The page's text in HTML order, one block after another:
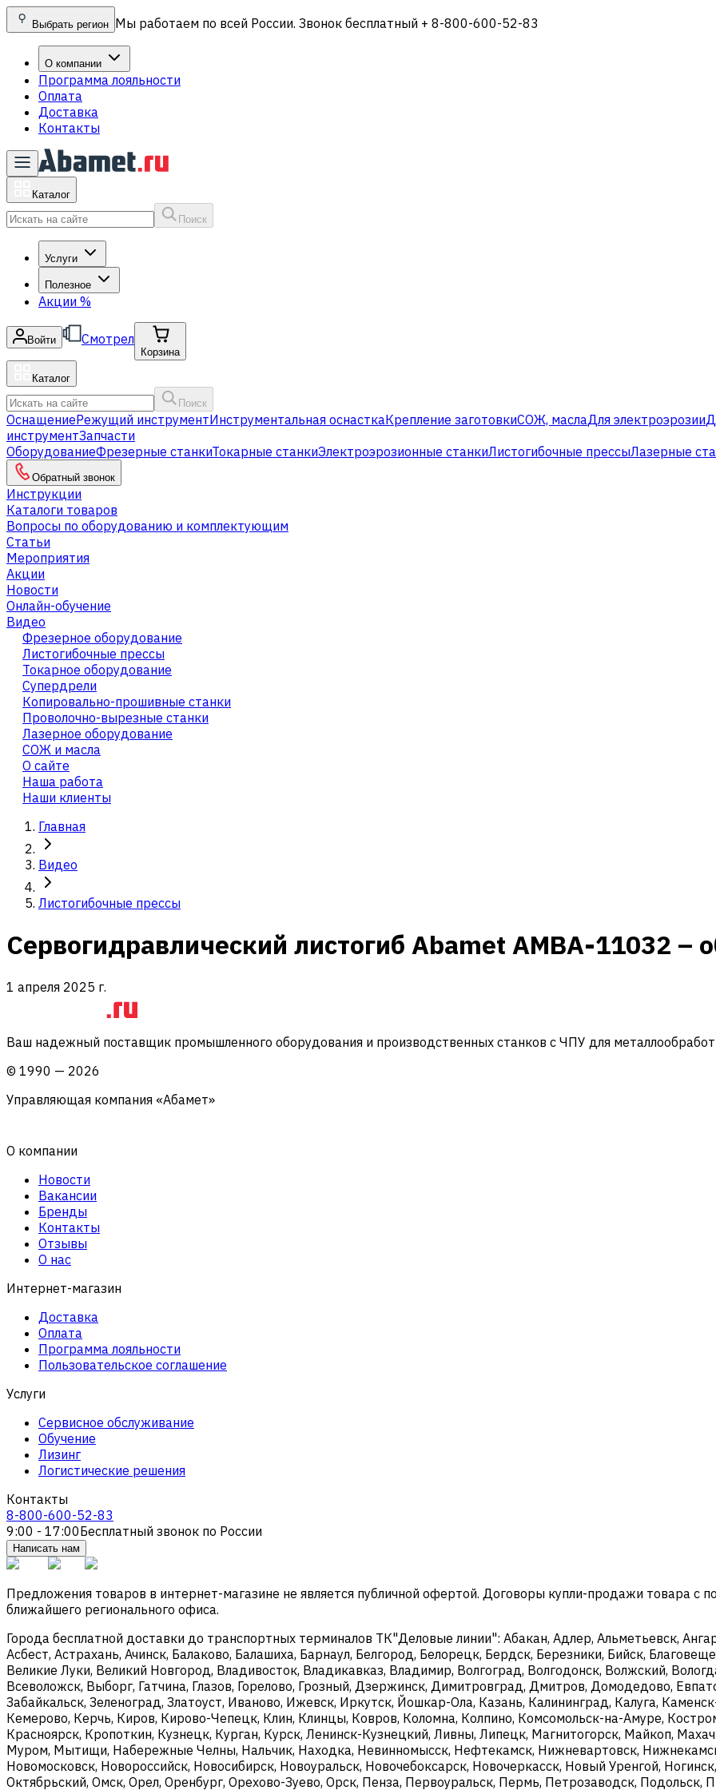
Выбрать регион Мы работаем по всей России. Звонок бесплатный + 8-800-600-52-83
О компании
Программа лояльности
Оплата
Доставка
Контакты
Каталог
Поиск
Услуги
Полезное
Акции %
Войти Смотрел
Корзина
Каталог
Поиск
ОснащениеРежущий инструментИнструментальная оснасткаКрепление заготовкиСОЖ, маслаДля электроэрозии
инструментЗапчасти
ОборудованиеФрезерные станкиТокарные станкиЭлектроэрозионные станкиЛистогибочные прессыЛазерные
Обратный звонок
Инструкции
Каталоги товаров
Вопросы по оборудованию и комплектующим
Статьи
Мероприятия
Акции
Новости
Онлайн-обучение
Видео
Фрезерное оборудование
Листогибочные прессы
Токарное оборудование
Cупердрели
Копировально-прошивные станки
Проволочно-вырезные станки
Лазерное оборудование
СОЖ и масла
О сайте
Наша работа
Наши клиенты
Главная
Видео
Листогибочные прессы
Сервогидравлический листогиб Abamet AMBA-11032 –
1 апреля 2025 г.
Ваш надежный поставщик промышленного оборудования и производственных станков с ЧПУ для
© 1990 — 2026
Управляющая компания «Абамет»
О компании
Новости
Вакансии
Бренды
Контакты
Отзывы
О нас
Интернет-магазин
Доставка
Оплата
Программа лояльности
Пользовательское соглашение
Услуги
Сервисное обслуживание
Обучение
Лизинг
Логистические решения
Контакты
8-800-600-52-83
9:00 - 17:00Бесплатный звонок по России
Написать нам
Предложения товаров в интернет-магазине не является публичной офертой. Договоры купли-продажи товара с
ближайшего регионального офиса.
Города бесплатной доставки до транспортных терминалов ТК"Деловые линии": Абакан, Адлер, Альметьевск,
Асбест, Астрахань, Ачинск, Балаково, Балашиха, Барнаул, Белгород, Белорецк, Бердск, Березники, Бийск,
Великие Луки, Великий Новгород, Владивосток, Владикавказ, Владимир, Волгоград, Волгодонск, Волжский,
Всеволожск, Выборг, Гатчина, Глазов, Горелово, Грозный, Дзержинск, Димитровград, Дмитров, Домодедово,
Забайкальск, Зеленоград, Златоуст, Иваново, Ижевск, Иркутск, Йошкар-Ола, Казань, Калининград, Калуга,
Кемерово, Керчь, Киров, Кирово-Чепецк, Клин, Клинцы, Ковров, Коломна, Колпино, Комсомольск-на-Амуре,
Красноярск, Кропоткин, Кузнецк, Курган, Курск, Ленинск-Кузнецкий, Ливны, Липецк, Магнитогорск, Майкоп,
Муром, Мытищи, Набережные Челны, Нальчик, Находка, Невинномысск, Нефтекамск, Нижневартовск,
Новомосковск, Новороссийск, Новосибирск, Новоуральск, Новочебоксарск, Новочеркасск, Новый Уренгой,
Октябрьский, Омск, Орел, Оренбург, Орехово-Зуево, Орск, Пенза, Первоуральск, Пермь, Петрозаводск, Подольск,